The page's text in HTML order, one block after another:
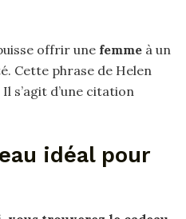
offrir une femme à un
Cette phrase de Helen
s’agit d’une citation
idéal pour